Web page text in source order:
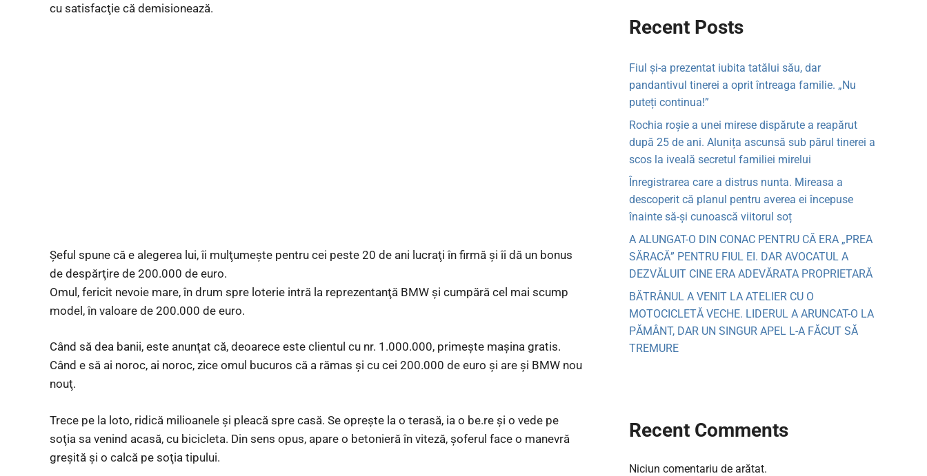
cu satisfacţie că demisionează.
Şeful spune că e alegerea lui, îi mulţumeşte pentru cei peste 20 de ani lucraţi în firmă şi îi dă un bonus
de despărţire de 200.000 de euro.
Omul, fericit nevoie mare, în drum spre loterie intră la reprezentanţă BMW şi cumpără cel mai scump
model, în valoare de 200.000 de euro.
Când să dea banii, este anunţat că, deoarece este clientul cu nr. 1.000.000, primeşte maşina gratis.
Când e să ai noroc, ai noroc, zice omul bucuros că a rămas şi cu cei 200.000 de euro şi are şi BMW nou
nouţ.
Trece pe la loto, ridică milioanele şi pleacă spre casă. Se opreşte la o terasă, ia o be.re şi o vede pe
soţia sa venind acasă, cu bicicleta. Din sens opus, apare o betonieră în viteză, şoferul face o manevră
greşită şi o calcă pe soţia tipului.
Recent Posts
Fiul și-a prezentat iubita tatălui său, dar
pandantivul tinerei a oprit întreaga familie. „Nu
puteți continua!”
Rochia roșie a unei mirese dispărute a reapărut
după 25 de ani. Alunița ascunsă sub părul tinerei a
scos la iveală secretul familiei mirelui
Înregistrarea care a distrus nunta. Mireasa a
descoperit că planul pentru averea ei începuse
înainte să-și cunoască viitorul soț
A ALUNGAT-O DIN CONAC PENTRU CĂ ERA „PREA
SĂRACĂ” PENTRU FIUL EI. DAR AVOCATUL A
DEZVĂLUIT CINE ERA ADEVĂRATA PROPRIETARĂ
BĂTRÂNUL A VENIT LA ATELIER CU O
MOTOCICLETĂ VECHE. LIDERUL A ARUNCAT-O LA
PĂMÂNT, DAR UN SINGUR APEL L-A FĂCUT SĂ
TREMURE
Recent Comments
Niciun comentariu de arătat.